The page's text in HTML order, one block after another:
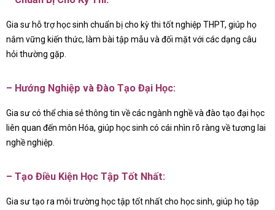
Gia sư hỗ trợ học sinh chuẩn bị cho kỳ thi tốt nghiệp THPT, giúp họ
nắm vững kiến thức, làm bài tập mẫu và đối mặt với các dạng câu
hỏi thường gặp.
– Hướng Nghiệp và Đào Tạo Đại Học:
Gia sư có thể chia sẻ thông tin về các ngành nghề và đào tạo đại học
liên quan đến môn Hóa, giúp học sinh có cái nhìn rõ ràng về tương lai
nghề nghiệp.
– Tạo Điều Kiện Học Tập Tốt Nhất:
Gia sư tạo ra môi trường học tập tốt nhất cho học sinh, giúp họ tập